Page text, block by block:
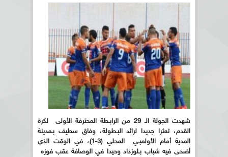
شهدت الجولة الـ 29 من الرابـطة المحترفة الأولى لكرة
القدم، تعثرا جديدا لرائد البـطولة، وفاق سطيف بـمدينة
المدية أمام الأولمبـي المحلي (3-1)، في الوقت الذي
أضحى فيه شباب بـلوزداد وحيدا في الوصافة عقب فوزه